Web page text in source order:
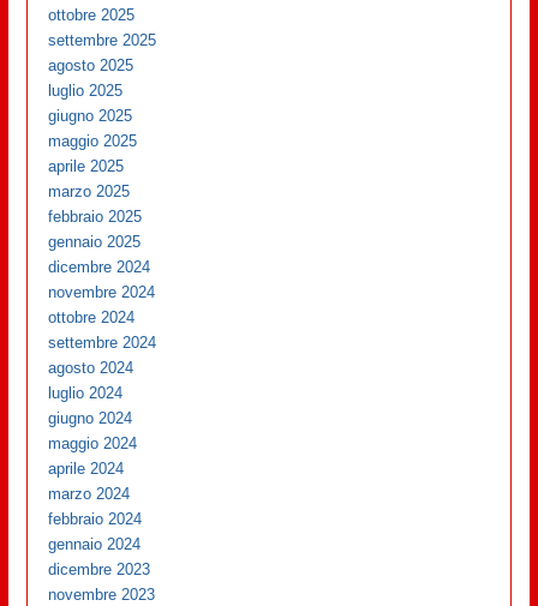
ottobre 2025
settembre 2025
agosto 2025
luglio 2025
giugno 2025
maggio 2025
aprile 2025
marzo 2025
febbraio 2025
gennaio 2025
dicembre 2024
novembre 2024
ottobre 2024
settembre 2024
agosto 2024
luglio 2024
giugno 2024
maggio 2024
aprile 2024
marzo 2024
febbraio 2024
gennaio 2024
dicembre 2023
novembre 2023